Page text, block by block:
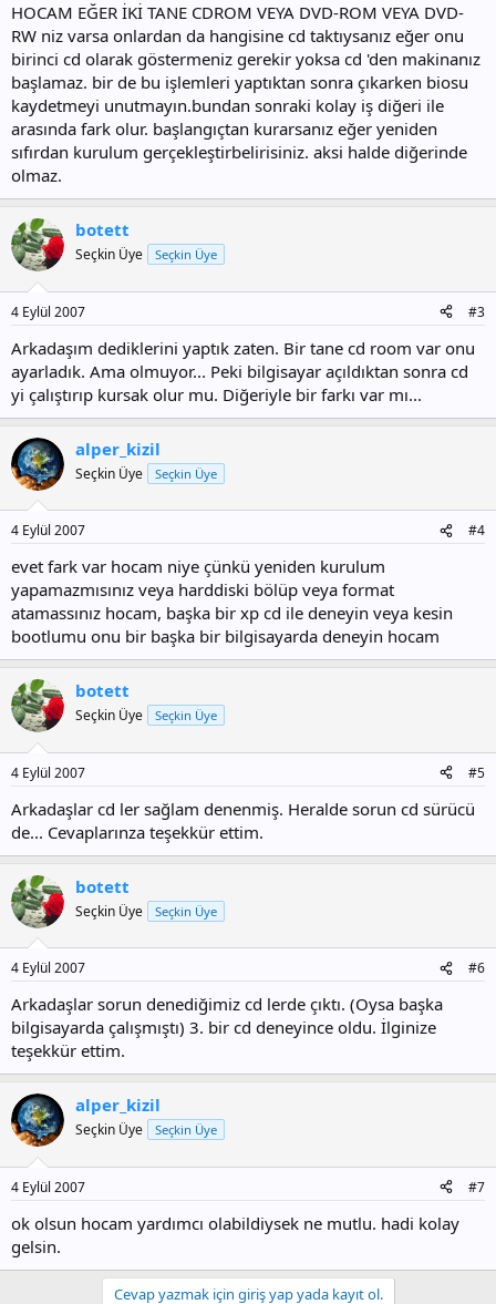
HOCAM EĞER İKİ TANE CDROM VEYA DVD-ROM VEYA DVD-
RW niz varsa onlardan da hangisine cd taktıysanız eğer onu
birinci cd olarak göstermeniz gerekir yoksa cd 'den makinanız
başlamaz. bir de bu işlemleri yaptıktan sonra çıkarken biosu
kaydetmeyi unutmayın.bundan sonraki kolay iş diğeri ile
arasında fark olur. başlangıçtan kurarsanız eğer yeniden
sıfırdan kurulum gerçekleştirbelirisiniz. aksi halde diğerinde
olmaz.
botett
Seçkin Üye Seçkin Üye
4 Eylül 2007 #3
Arkadaşım dediklerini yaptık zaten. Bir tane cd room var onu
ayarladık. Ama olmuyor... Peki bilgisayar açıldıktan sonra cd
yi çalıştırıp kursak olur mu. Diğeriyle bir farkı var mı...
alper_kizil
Seçkin Üye Seçkin Üye
4 Eylül 2007 #4
evet fark var hocam niye çünkü yeniden kurulum
yapamazmısınız veya harddiski bölüp veya format
atamassınız hocam, başka bir xp cd ile deneyin veya kesin
bootlumu onu bir başka bir bilgisayarda deneyin hocam
botett
Seçkin Üye Seçkin Üye
4 Eylül 2007 #5
Arkadaşlar cd ler sağlam denenmiş. Heralde sorun cd sürücü
de... Cevaplarınza teşekkür ettim.
botett
Seçkin Üye Seçkin Üye
4 Eylül 2007 #6
Arkadaşlar sorun denediğimiz cd lerde çıktı. (Oysa başka
bilgisayarda çalışmıştı) 3. bir cd deneyince oldu. İlginize
teşekkür ettim.
alper_kizil
Seçkin Üye Seçkin Üye
4 Eylül 2007 #7
ok olsun hocam yardımcı olabildiysek ne mutlu. hadi kolay
gelsin.
Cevap yazmak için giriş yap yada kayıt ol.